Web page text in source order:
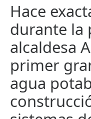
Hace
durante la
alcaldesa
primer
agua